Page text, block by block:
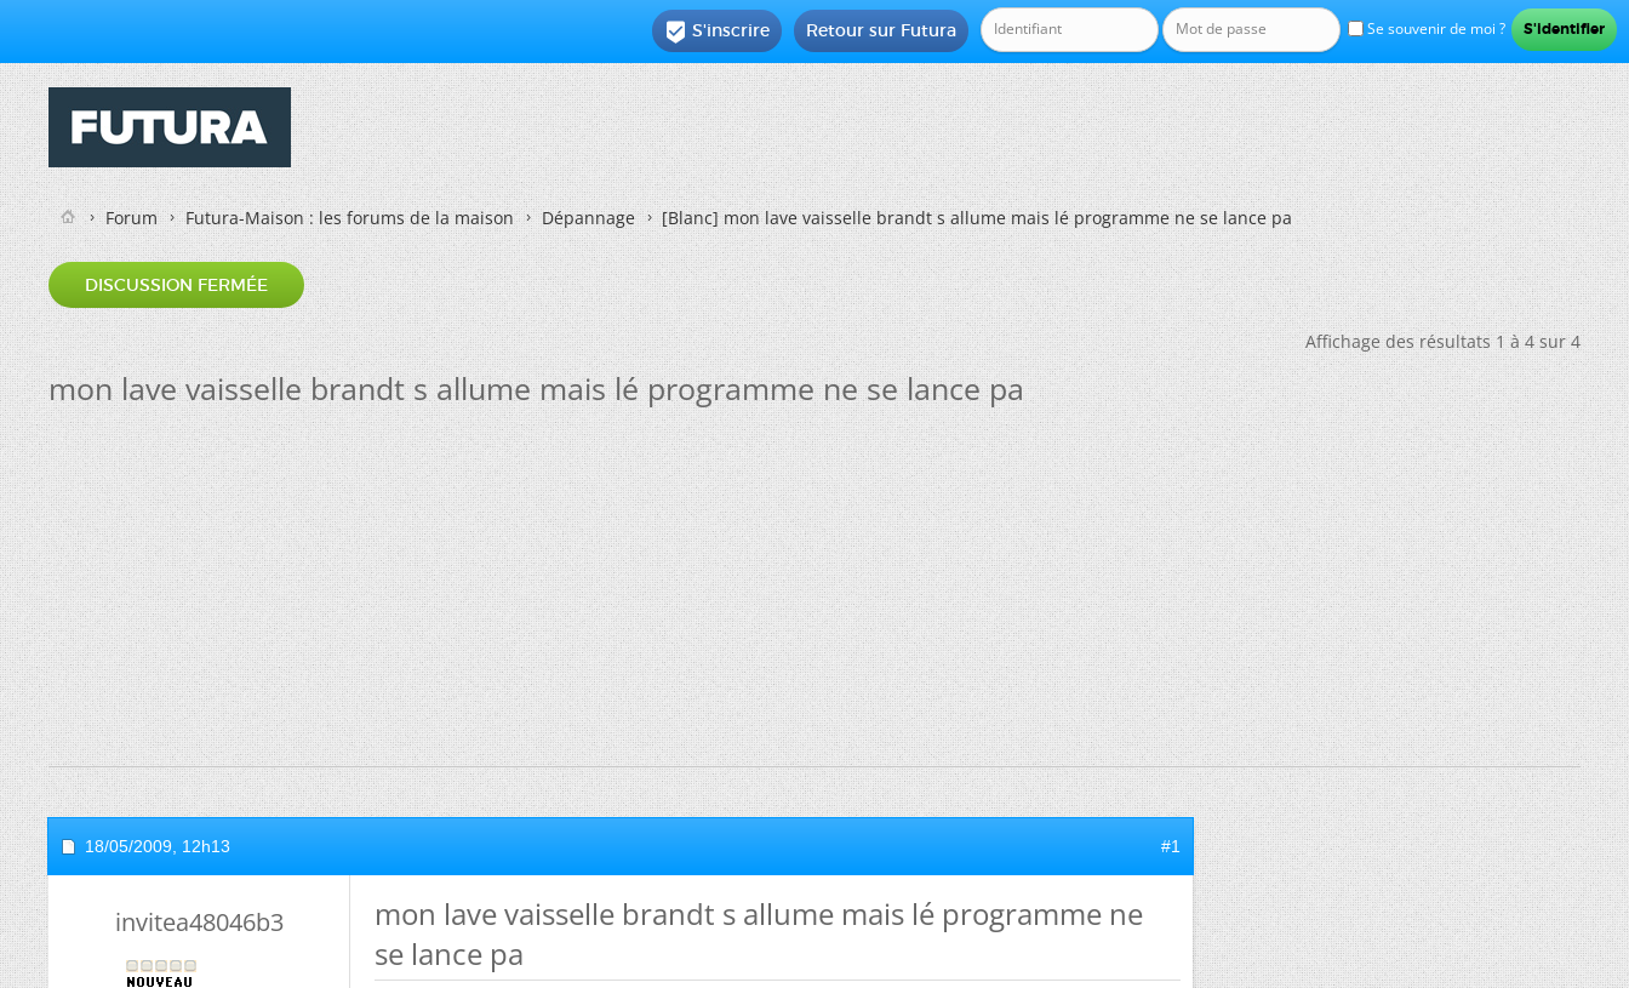
Se souvenir de moi ?
Retour sur Futura
 S'inscrire
Forum Futura-Maison : les forums de la maison Dépannage [Blanc]mon lave vaisselle brandt s allume mais lé programme ne se lance pa
DISCUSSION FERMÉE
Affichage des résultats 1 à 4 sur 4
mon lave vaisselle brandt s allume mais lé programme ne se lance pa
18/05/2009, 12h13 #1
invitea48046b3
mon lave vaisselle brandt s allume mais lé programme ne
se lance pa